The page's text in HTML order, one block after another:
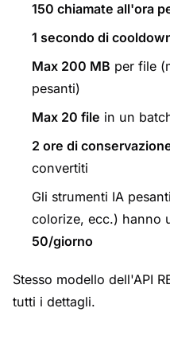
150 chiamate all'ora
1 secondo di
Max 200 MB per file
pesanti)
Max 20 file in un
2 ore di
convertiti
Gli strumenti IA
colorize, ecc.) hanno
50/giorno
Stesso modello dell'API
tutti i dettagli.